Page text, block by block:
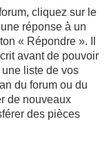
cliquez sur le
réponse à un
« Répondre ». Il
avant de pouvoir
liste de vos
du forum ou du
de nouveaux
des pièces